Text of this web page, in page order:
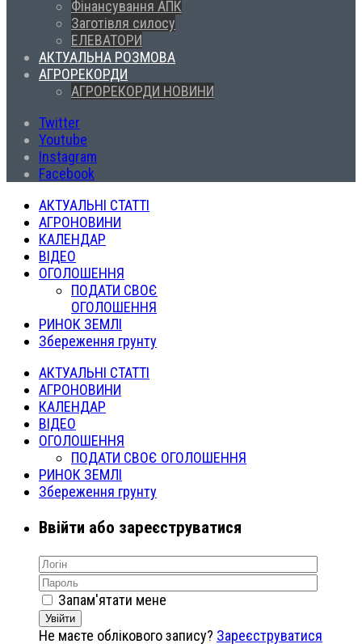
Фінансування АПК
Заготівля силосу
ЕЛЕВАТОРИ
АКТУАЛЬНА РОЗМОВА
АГРОРЕКОРДИ
АГРОРЕКОРДИ НОВИНИ
Twitter
Youtube
Instagram
Facebook
АКТУАЛЬНІ СТАТТІ
АГРОНОВИНИ
КАЛЕНДАР
ВІДЕО
ОГОЛОШЕННЯ
ПОДАТИ СВОЄ
ОГОЛОШЕННЯ
РИНОК ЗЕМЛІ
Збереження грунту
АКТУАЛЬНІ СТАТТІ
АГРОНОВИНИ
КАЛЕНДАР
ВІДЕО
ОГОЛОШЕННЯ
ПОДАТИ СВОЄ ОГОЛОШЕННЯ
РИНОК ЗЕМЛІ
Збереження грунту
Ввійти або зареєструватися
Запам'ятати мене
Увійти
Не маєте облікового запису? Зареєструватися